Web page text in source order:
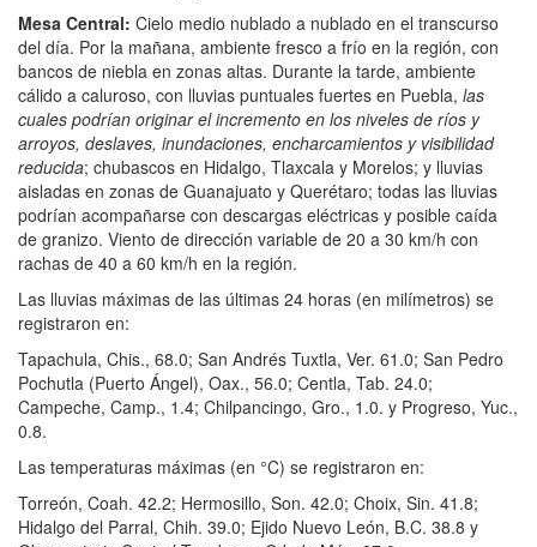
Mesa Central: Cielo medio nublado a nublado en el transcurso
del día. Por la mañana, ambiente fresco a frío en la región, con
bancos de niebla en zonas altas. Durante la tarde, ambiente
cálido a caluroso, con lluvias puntuales fuertes en Puebla, las
cuales podrían originar el incremento en los niveles de ríos y
arroyos, deslaves, inundaciones, encharcamientos y visibilidad
reducida; chubascos en Hidalgo, Tlaxcala y Morelos; y lluvias
aisladas en zonas de Guanajuato y Querétaro; todas las lluvias
podrían acompañarse con descargas eléctricas y posible caída
de granizo. Viento de dirección variable de 20 a 30 km/h con
rachas de 40 a 60 km/h en la región.
Las lluvias máximas de las últimas 24 horas (en milímetros) se
registraron en:
Tapachula, Chis., 68.0; San Andrés Tuxtla, Ver. 61.0; San Pedro
Pochutla (Puerto Ángel), Oax., 56.0; Centla, Tab. 24.0;
Campeche, Camp., 1.4; Chilpancingo, Gro., 1.0. y Progreso, Yuc.,
0.8.
Las temperaturas máximas (en °C) se registraron en:
Torreón, Coah. 42.2; Hermosillo, Son. 42.0; Choix, Sin. 41.8;
Hidalgo del Parral, Chih. 39.0; Ejido Nuevo León, B.C. 38.8 y